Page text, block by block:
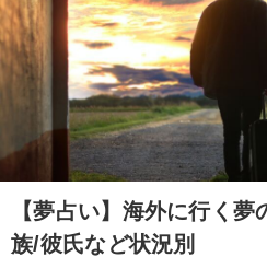
【夢占い】海外に行く
族/彼氏など状況別